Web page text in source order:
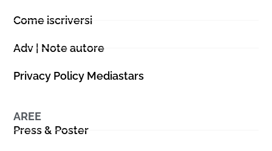
Come iscriversi
Adv | Note autore
Privacy Policy Mediastars
AREE
Press & Poster